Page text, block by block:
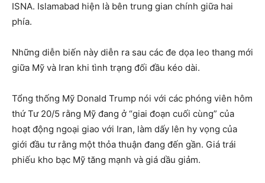
ISNA. Islamabad hiện là bên trung gian chính giữa hai
phía.
Những diễn biến này diễn ra sau các đe dọa leo thang mới
giữa Mỹ và Iran khi tình trạng đối đầu kéo dài.
Tổng thống Mỹ Donald Trump nói với các phóng viên hôm
thứ Tư 20/5 rằng Mỹ đang ở “giai đoạn cuối cùng” của
hoạt động ngoại giao với Iran, làm dấy lên hy vọng của
giới đầu tư rằng một thỏa thuận đang đến gần. Giá trái
phiếu kho bạc Mỹ tăng mạnh và giá dầu giảm.